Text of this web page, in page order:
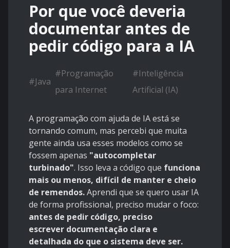
Por que você deveria
documentar antes de
pedir código para a IA
#Java
#Programação
para Internet
#Inteligência
Artificial (IA)
A programação com ajuda de IA está se
tornando comum, mas percebi que muita
gente ainda usa esses modelos como se
fossem apenas "autocompletar
turbinado". Isso leva a código que funciona
mais ou menos, difícil de manter e cheio
de remendos.Aprendi que se quero usar IA
de forma profissional, preciso mudar o foco:
antes de pedir código, preciso
escrever documentação clara e
detalhada do que o sistema deve ser.​